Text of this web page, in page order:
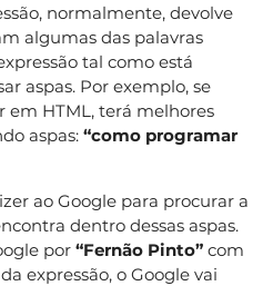
normalmente, devolve
algumas das palavras
tal como está
aspas. Por exemplo, se
HTML, terá melhores
aspas: “como programar
ao Google para procurar a
dentro dessas aspas.
por “Fernão Pinto” com
expressão, o Google vai